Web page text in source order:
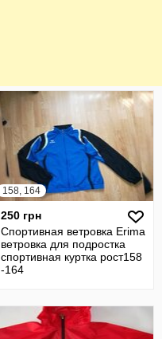
158, 164
250 грн
Спортивная ветровка Erima
ветровка для подростка
спортивная куртка рост158
-164